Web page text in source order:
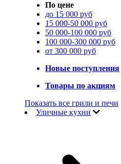
По цене
до 15 000 руб
15 000-50 000 руб
50 000-100 000 руб
100 000-300 000 руб
от 300 000 руб
Новые поступления
Товары по акциям
Показать все грили и печи
Уличные кухни